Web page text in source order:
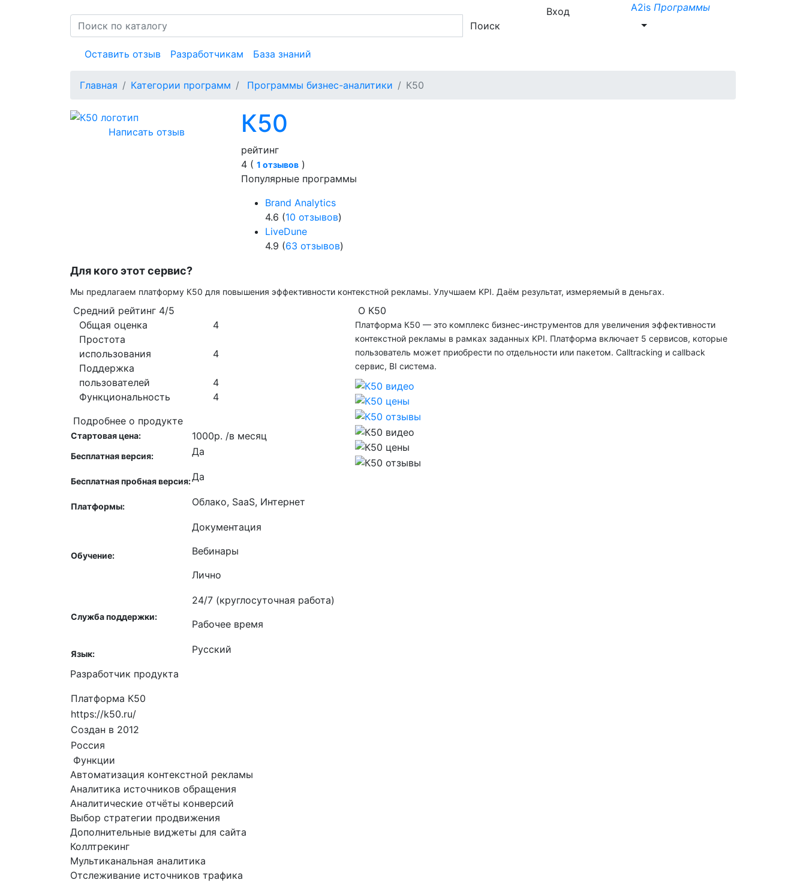
A2is Программы
Оставить отзыв Разработчикам База знаний
Поиск
Вход
Главная Категории программ Программы бизнес-аналитики К50
Написать отзыв К50
рейтинг
4 ( 1 отзывов )
Популярные программы
Brand Analytics
4.6 (10 отзывов)
LiveDune
4.9 (63 отзывов)
Для кого этот сервис?
Мы предлагаем платформу К50 для повышения эффективности контекстной рекламы. Улучшаем KPI. Даём результат, измеряемый в деньгах.
О К50
Платформа К50 — это комплекс бизнес-инструментов для увеличения эффективности
контекстной рекламы в рамках заданных KPI. Платформа включает 5 сервисов, которые
пользователь может приобрести по отдельности или пакетом. Calltracking и callback
сервис, BI система.
Средний рейтинг 4/5
Общая оценка
4
Простота
использования
4
Поддержка
пользователей
4
Функциональность
4
Подробнее о продукте
Стартовая цена: 1000р. /в месяц
Бесплатная версия: Да
Бесплатная пробная версия:Да
Платформы: Облако, SaaS, Интернет
Обучение:
Документация
Вебинары
Лично
Службa поддержки:
24/7 (круглосуточная работа)
Рабочее время
Язык: Русский
Разработчик продукта
Платформа К50
https://k50.ru/
Создан в 2012
Россия
Функции
Автоматизация контекстной рекламы
Аналитика источников обращения
Аналитические отчёты конверсий
Выбор стратегии продвижения
Дополнительные виджеты для сайта
Коллтрекинг
Мультиканальная аналитика
Отслеживание источников трафика